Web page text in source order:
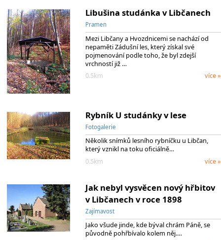
Libušina studánka v Libčanech
Pramen
Mezi Libčany a Hvozdnicemi se nachází od
nepaměti Zádušní les, který získal své
pojmenování podle toho, že byl zdejší
vrchností již …
0.5km
více »
Rybník U studánky v lese
Fotogalerie
Několik snímků lesního rybníčku u Libčan,
který vznikl na toku oficiálně…
0.5km
více »
Jak nebyl vysvěcen nový hřbitov
v Libčanech v roce 1898
Zajímavost
Jako všude jinde, kde býval chrám Páně, se
původně pohřbívalo kolem něj.…